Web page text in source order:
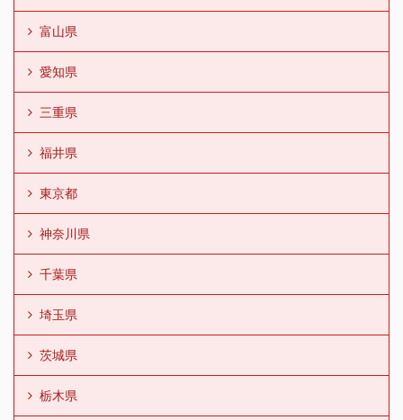
富山県
愛知県
三重県
福井県
東京都
神奈川県
千葉県
埼玉県
茨城県
栃木県